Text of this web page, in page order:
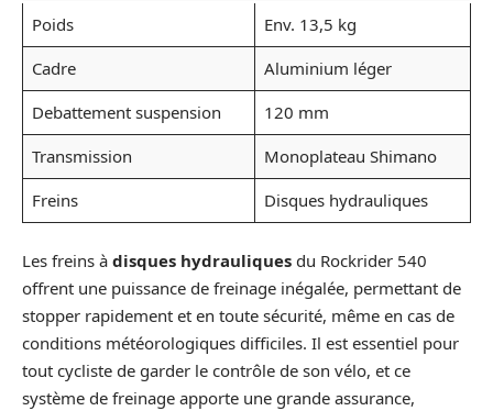
Poids
Env. 13,5 kg
Cadre
Aluminium léger
Debattement suspension
120 mm
Transmission
Monoplateau Shimano
Freins
Disques hydrauliques
Les freins à disques hydrauliques du Rockrider 540
offrent une puissance de freinage inégalée, permettant de
stopper rapidement et en toute sécurité, même en cas de
conditions météorologiques difficiles. Il est essentiel pour
tout cycliste de garder le contrôle de son vélo, et ce
système de freinage apporte une grande assurance,